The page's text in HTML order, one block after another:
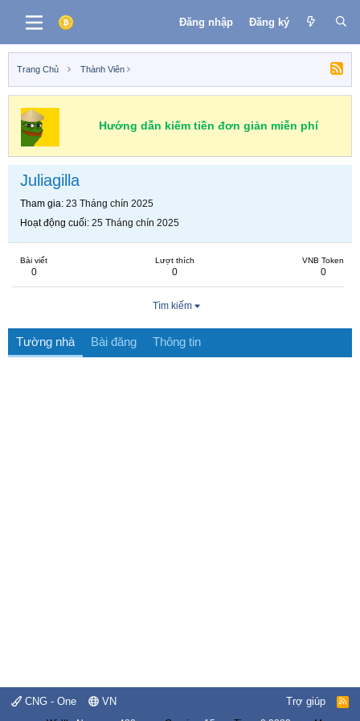
Đăng nhập Đăng ký
Trang Chủ Thành Viên
Hướng dẫn kiếm tiền đơn giản miễn phí
Juliagilla
Tham gia 23 Tháng chín 2025
Hoạt động cuối 25 Tháng chín 2025
Bài viết
0
Lượt thích
0
VNB Token
0
Tìm kiếm
Tường nhà Bài đăng Thông tin
CNG - One VN Trợ giúp
R